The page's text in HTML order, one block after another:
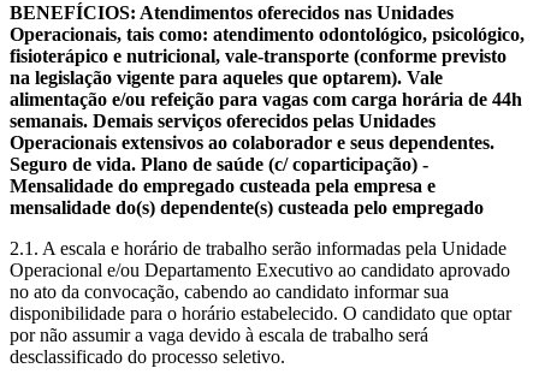
BENEFÍCIOS: Atendimentos oferecidos nas Unidades
Operacionais, tais como: atendimento odontológico, psicológico,
fisioterápico e nutricional, vale-transporte (conforme previsto
na legislação vigente para aqueles que optarem). Vale
alimentação e/ou refeição para vagas com carga horária de 44h
semanais. Demais serviços oferecidos pelas Unidades
Operacionais extensivos ao colaborador e seus dependentes.
Seguro de vida. Plano de saúde (c/ coparticipação) -
Mensalidade do empregado custeada pela empresa e
mensalidade do(s) dependente(s) custeada pelo empregado
2.1. A escala e horário de trabalho serão informadas pela Unidade
Operacional e/ou Departamento Executivo ao candidato aprovado
no ato da convocação, cabendo ao candidato informar sua
disponibilidade para o horário estabelecido. O candidato que optar
por não assumir a vaga devido à escala de trabalho será
desclassificado do processo seletivo.